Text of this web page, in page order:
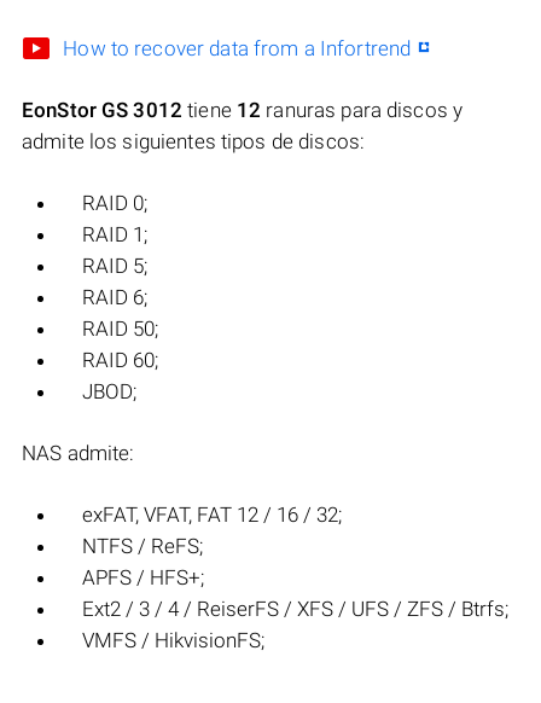
How to recover data from a Infortrend
EonStor GS 3012 tiene 12 ranuras para discos y
admite los siguientes tipos de discos:
RAID 0;
RAID 1;
RAID 5;
RAID 6;
RAID 50;
RAID 60;
JBOD;
NAS admite:
exFAT, VFAT, FAT 12 / 16 / 32;
NTFS / ReFS;
APFS / HFS+;
Ext2 / 3 / 4 / ReiserFS / XFS / UFS / ZFS / Btrfs;
VMFS / HikvisionFS;